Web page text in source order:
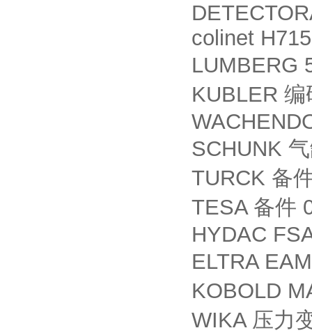
colinet
LUMBERG
KUBLER 编
SCHUNK
TURCK 备
TESA 备件
HYDAC
ELTRA
KOBOLD
WIKA 压力